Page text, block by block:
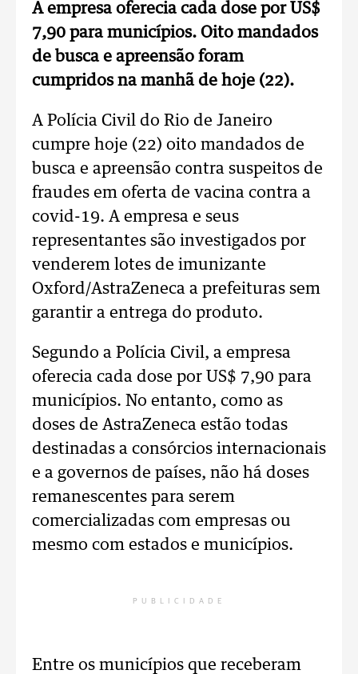
A empresa oferecia cada dose por US$
7,90 para municípios. Oito mandados
de busca e apreensão foram
cumpridos na manhã de hoje (22).
A Polícia Civil do Rio de Janeiro
cumpre hoje (22) oito mandados de
busca e apreensão contra suspeitos de
fraudes em oferta de vacina contra a
covid-19. A empresa e seus
representantes são investigados por
venderem lotes de imunizante
Oxford/AstraZeneca a prefeituras sem
garantir a entrega do produto.
Segundo a Polícia Civil, a empresa
oferecia cada dose por US$ 7,90 para
municípios. No entanto, como as
doses de AstraZeneca estão todas
destinadas a consórcios internacionais
e a governos de países, não há doses
remanescentes para serem
comercializadas com empresas ou
mesmo com estados e municípios.
PUBLICIDADE
Entre os municípios que receberam